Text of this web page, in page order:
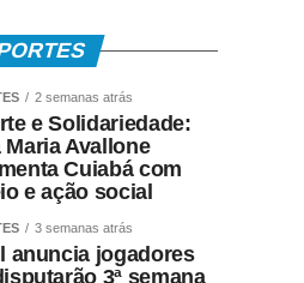
2 semanas atrás
e Solidariedade:
Maria Avallone
Cuiabá com
e ação social
3 semanas atrás
anuncia jogadores
3ª semana